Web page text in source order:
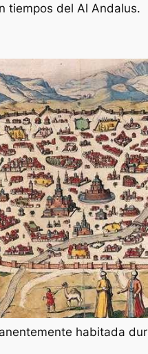
tiempos del Al Andalus.
habitada